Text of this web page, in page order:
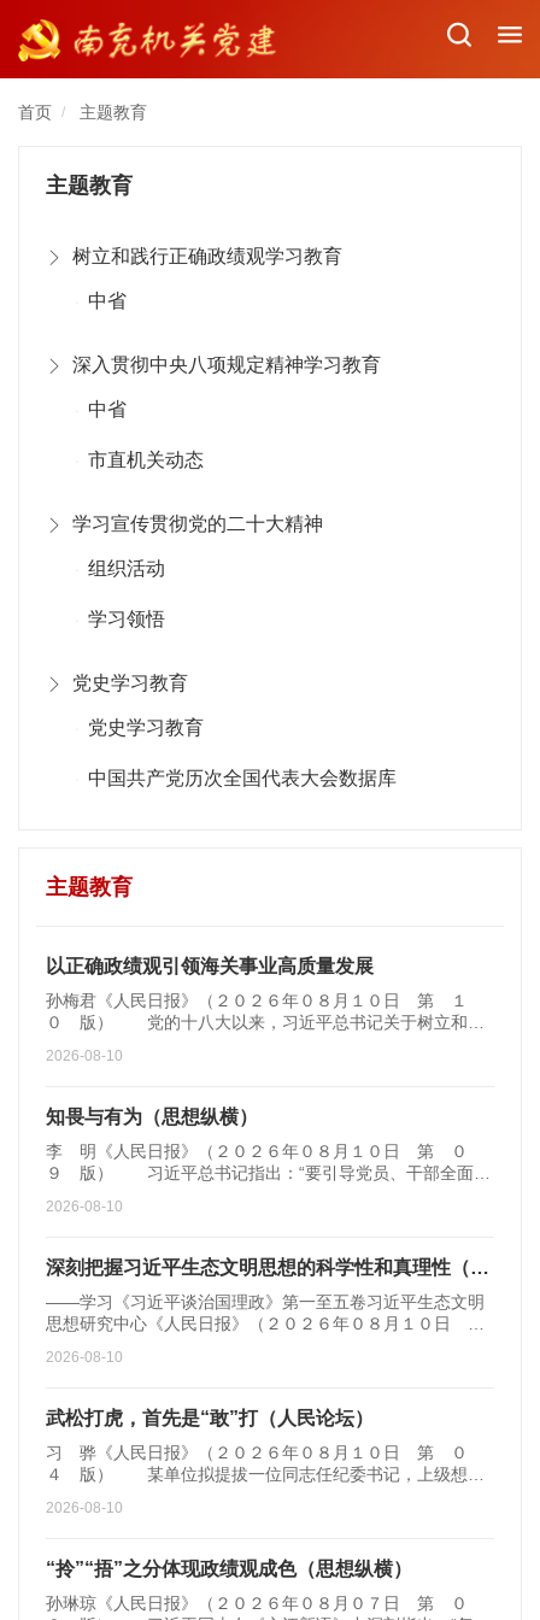
首页 / 主题教育
主题教育
树立和践行正确政绩观学习教育
中省
深入贯彻中央八项规定精神学习教育
中省
市直机关动态
学习宣传贯彻党的二十大精神
组织活动
学习领悟
党史学习教育
党史学习教育
中国共产党历次全国代表大会数据库
主题教育
以正确政绩观引领海关事业高质量发展
孙梅君《人民日报》（２０２６年０８月１０日 第 １
０ 版） 党的十八大以来，习近平总书记关于树立和践
2026-08-10
知畏与有为（思想纵横）
李 明《人民日报》（２０２６年０８月１０日 第 ０
９ 版） 习近平总书记指出：“要引导党员、干部全面理
2026-08-10
深刻把握习近平生态文明思想的科学性和真理性（深入学习贯彻习近平新时代中国特色社会主义思想·《习近平谈治国理政》第一至五卷通读）
——学习《习近平谈治国理政》第一至五卷习近平生态文明
思想研究中心《人民日报》（２０２６年０８月１０日
2026-08-10
武松打虎，首先是“敢”打（人民论坛）
习 骅《人民日报》（２０２６年０８月１０日 第 ０
４ 版） 某单位拟提拔一位同志任纪委书记，上级想了
2026-08-10
“拎”“捂”之分体现政绩观成色（思想纵横）
孙琳琼《人民日报》（２０２６年０８月０７日 第 ０